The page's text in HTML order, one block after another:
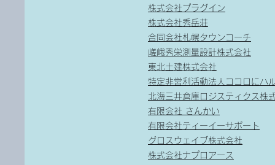
株式会社プラグイン
株式会社秀岳荘
合同会社札幌タウンコーチ
嵯峨秀栄測量設計株式会社
東北土建株式会社
特定非営利活動法人ココロにハ
北海三井倉庫ロジスティクス株
有限会社 さんかい
有限会社ティーイーサポート
グロスウェイブ株式会社
株式会社ナプロアース